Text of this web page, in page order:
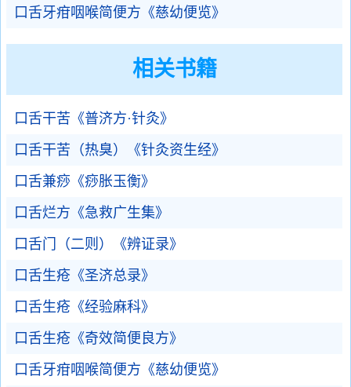
口舌牙疳咽喉简便方《慈幼便览》
相关书籍
口舌干苦《普济方·针灸》
口舌干苦（热臭）《针灸资生经》
口舌兼痧《痧胀玉衡》
口舌烂方《急救广生集》
口舌门（二则）《辨证录》
口舌生疮《圣济总录》
口舌生疮《经验麻科》
口舌生疮《奇效简便良方》
口舌牙疳咽喉简便方《慈幼便览》